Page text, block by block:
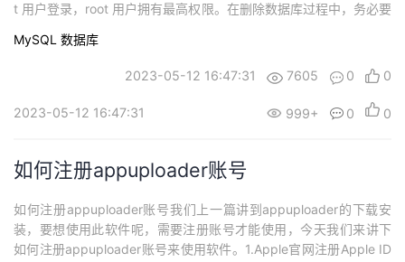
t 用户登录，root 用户拥有最高权限。在删除数据库过程中，务必要
删除数据库drop 命令格式：drop database <数据库名>;例如删除
名为 RUNOOB 的数据库：mysql>...
MySQL 数据库
2023-05-12 16:47:31 7605 0 0
2023-05-12 16:47:31 999+ 0 0
如何注册appuploader账号​
如何注册appuploader账号​我们上一篇讲到appuploader的下载安
装，要想使用此软件呢，需要注册账号才能使用，今​天我们来讲下
如何注册appuploader账号来使用软件。​1.Apple官网注册Apple ID​